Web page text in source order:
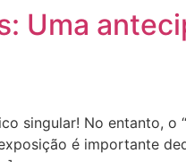
Uma
singular! No entanto,
é importante